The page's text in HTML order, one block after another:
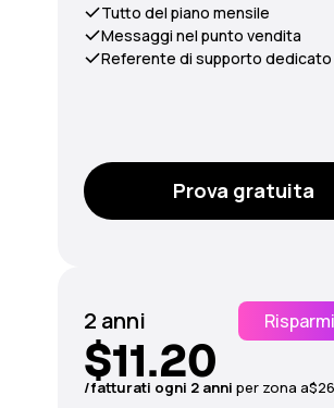
Tutto del piano mensile
Messaggi nel punto vendita
Referente di supporto dedicato
Prova gratuita
2 anni
$11.20
/fatturati ogni 2 anni per zona a